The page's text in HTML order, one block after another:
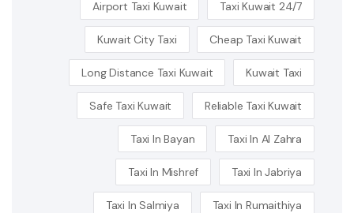
24/7 Taxi Kuwait
Airport Taxi Kuwait
Cheap Taxi Kuwait
Kuwait City Taxi
Kuwait Taxi
Long Distance Taxi Kuwait
Reliable Taxi Kuwait
Safe Taxi Kuwait
Taxi In Al Zahra
Taxi In Bayan
Taxi In Jabriya
Taxi In Mishref
Taxi In Rumaithiya
Taxi In Salmiya